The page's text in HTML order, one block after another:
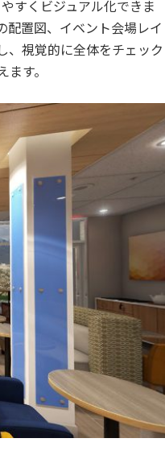
すくビジュアル化できま
配置図、イベント会場レイ
、視覚的に全体をチェック
す。